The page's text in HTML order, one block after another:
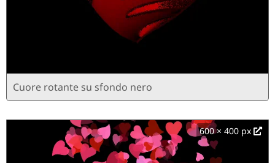
Cuore rotante su sfondo nero
600 × 400 px